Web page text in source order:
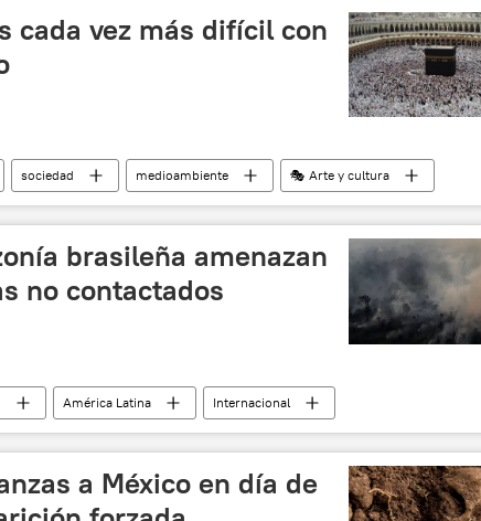
cada vez más difícil con
sociedad medioambiente
🎭 Arte y cultura
La Meca
lugar de peregrinación
brasileña amenazan
no contactados
América Latina
Internacional
Brasil pueblos indígenas noticias
a México en día de